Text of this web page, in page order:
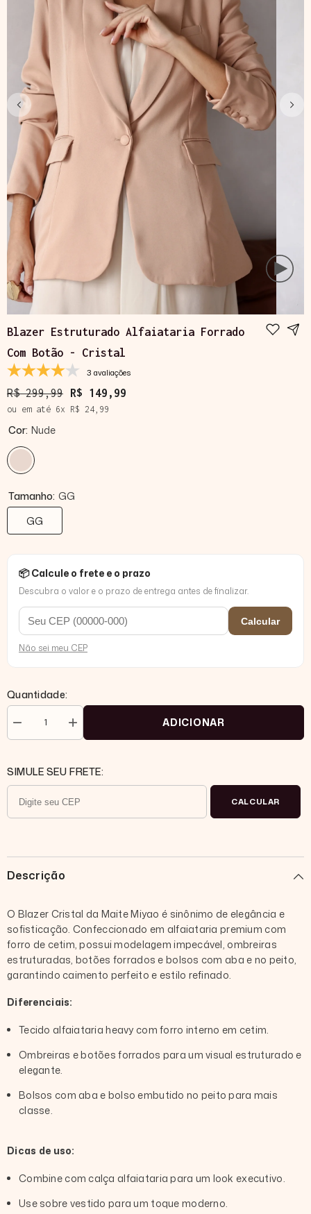
Blazer Estruturado Alfaiataria Forrado
Com Botão - Cristal
3 avaliações
R$ 299,99 R$ 149,99
ou em até 6x R$ 24,99
Cor: Nude
Tamanho: GG
GG
📦 Calcule o frete e o prazo
Descubra o valor e o prazo de entrega antes de finalizar.
Calcular
Não sei meu CEP
Quantidade:
Diminuir
quantidade
estruturado
com
Botão
-
Aumentar
quantidade
estruturado
com
-
ADICIONAR
SIMULE SEU FRETE:
CALCULAR
Descrição
O Blazer Cristal da Maite Miyao é sinônimo de elegância e
sofisticação. Confeccionado em alfaiataria premium com
forro de cetim, possui modelagem impecável, ombreiras
estruturadas, botões forrados e bolsos com aba e no peito,
garantindo caimento perfeito e estilo refinado.
Diferenciais:
Tecido alfaiataria heavy com forro interno em cetim.
Ombreiras e botões forrados para um visual estruturado e
elegante.
Bolsos com aba e bolso embutido no peito para mais
classe.
Dicas de uso:
Combine com calça alfaiataria para um look executivo.
Use sobre vestido para um toque moderno.